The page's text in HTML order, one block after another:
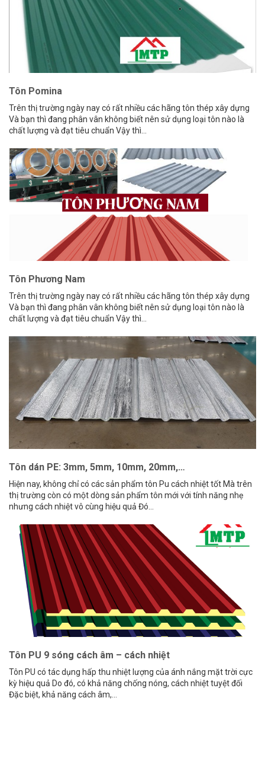
Tôn Pomina
Trên thị trường ngày nay có rất nhiều các hãng tôn thép xây dựng
Và bạn thì đang phân vân không biết nên sử dụng loại tôn nào là
chất lượng và đạt tiêu chuẩn Vậy thì...
Tôn Phương Nam
Trên thị trường ngày nay có rất nhiều các hãng tôn thép xây dựng
Và bạn thì đang phân vân không biết nên sử dụng loại tôn nào là
chất lượng và đạt tiêu chuẩn Vậy thì...
Tôn dán PE: 3mm, 5mm, 10mm, 20mm,…
Hiện nay, không chỉ có các sản phẩm tôn Pu cách nhiệt tốt Mà trên
thị trường còn có một dòng sản phẩm tôn mới với tính năng nhẹ
nhưng cách nhiệt vô cùng hiệu quả Đó...
Tôn PU 9 sóng cách âm – cách nhiệt
Tôn PU có tác dụng hấp thu nhiệt lượng của ánh nắng mặt trời cực
kỳ hiệu quả Do đó, có khả năng chống nóng, cách nhiệt tuyệt đối
Đặc biệt, khả năng cách âm,...